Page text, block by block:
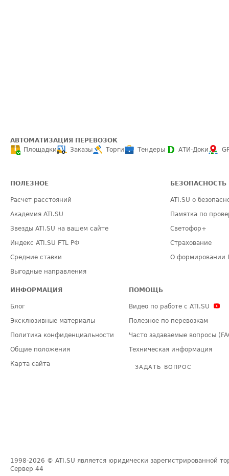
АВТОМАТИЗАЦИЯ ПЕРЕВОЗОК
Площадки
Заказы Торги Тендеры АТИ-Доки
ПОЛЕЗНОЕ
Расчет расстояний
Академия ATI.SU
Звезды ATI.SU на вашем сайте
Индекс ATI.SU FTL РФ
Средние ставки
Выгодные направления
БЕЗОПАСНОСТЬ
ATI.SU о
Памятка по
Светофор+
Страхование
О формировании
ИНФОРМАЦИЯ
Блог
Эксклюзивные материалы
Политика конфиденциальности
Общие положения
Карта сайта
ПОМОЩЬ
Видео по работе с ATI.SU
Полезное по перевозкам
Часто задаваемые вопросы
Техническая информация
ЗАДАТЬ ВОПРОС
1998-2026 © ATI.SU является юридически зарегистрированной
Сервер 44